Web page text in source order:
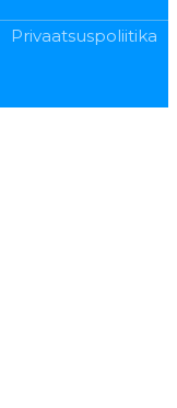
Privaatsuspoliitika